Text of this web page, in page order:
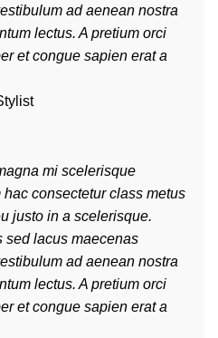
ad aenean nostra
lectus. A pretium orci
et congue sapien erat a
mi scelerisque
consectetur class metus
justo in a scelerisque.
sed lacus maecenas
ad aenean nostra
lectus. A pretium orci
et congue sapien erat a